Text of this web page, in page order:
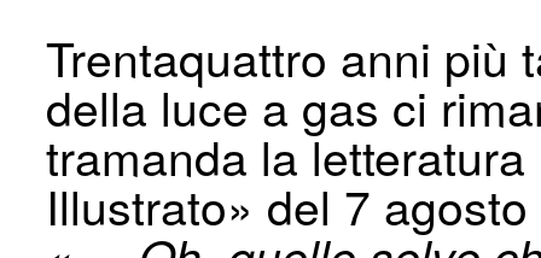
Trentaquattro anni più
della luce a gas ci
tramanda la
Illustrato» del 7